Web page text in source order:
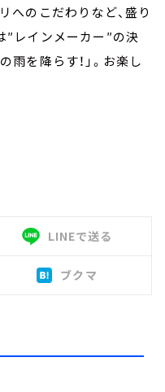
へのこだわりなど、盛り
″レインメーカー″の決
雨を降らす！」。お楽し
LINEで送る
ブクマ